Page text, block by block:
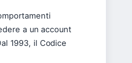
a un account
1993, il Codice